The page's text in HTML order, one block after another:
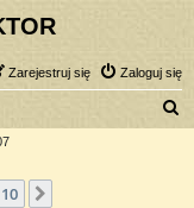
Zaloguj się
Zarejestruj się
10